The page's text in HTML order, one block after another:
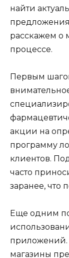
найти
расскажем о
процессе.
Первым
акции на
программу
клиентов.
часто
заранее, что
Еще одним
магазины